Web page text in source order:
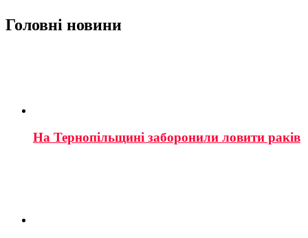
Головні новини
На Тернопільщині заборонили ловити раків